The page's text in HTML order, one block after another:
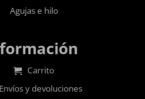
Agujas e hilo
Carrito
Envíos y devoluciones